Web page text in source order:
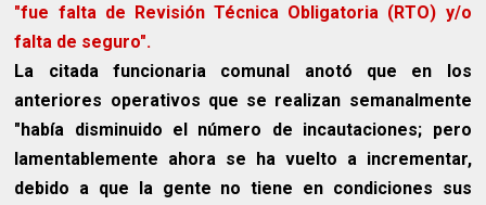
"fue falta de Revisión Técnica Obligatoria (RTO) y/o
falta de seguro".
La citada funcionaria comunal anotó que en los
anteriores operativos que se realizan semanalmente
"había disminuido el número de incautaciones; pero
lamentablemente ahora se ha vuelto a incrementar,
debido a que la gente no tiene en condiciones sus